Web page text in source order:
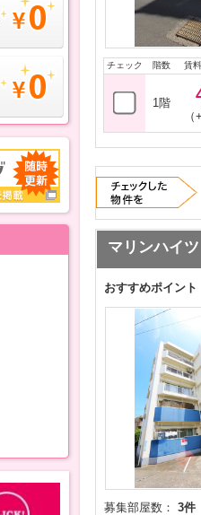
チェック 階数 賃
1階
マリンハイツ
おすすめポイント
募集部屋数： 3件